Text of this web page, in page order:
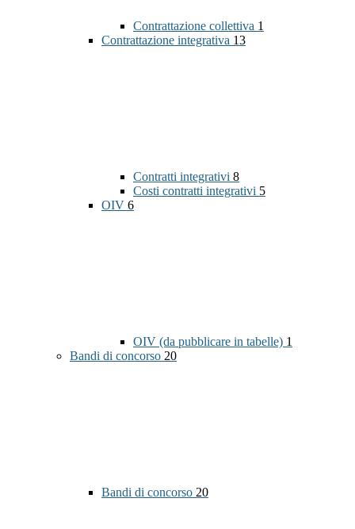
Contrattazione collettiva 1
Contrattazione integrativa 13
Contratti integrativi 8
Costi contratti integrativi 5
OIV 6
OIV (da pubblicare in tabelle) 1
Bandi di concorso 20
Bandi di concorso 20